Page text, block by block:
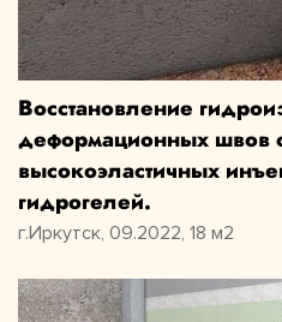
Восстановление
деформационных швов
высокоэластичных
гидрогелей.
г.Иркутск, 09.2022, 18 м2